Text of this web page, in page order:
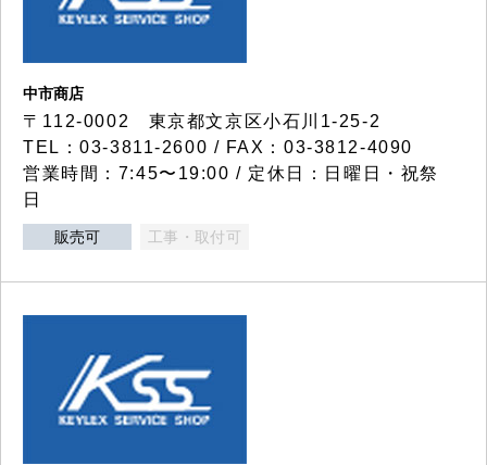
中市商店
〒112-0002 東京都文京区小石川1-25-2
TEL：03-3811-2600 / FAX：03-3812-4090
営業時間：7:45〜19:00 / 定休日：日曜日・祝祭
日
販売可 工事・取付可